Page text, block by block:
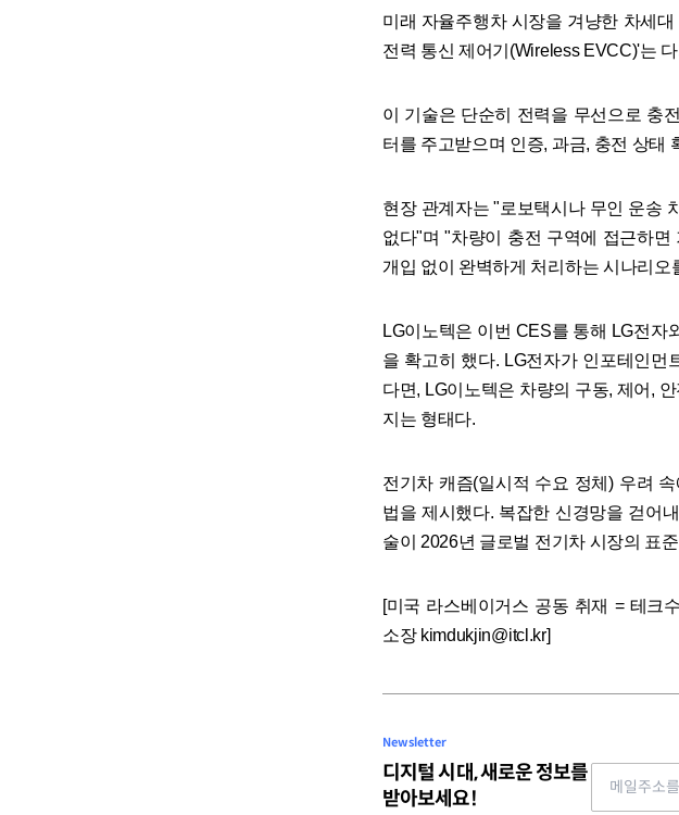
미래 자율주행차 시장을 겨냥한 차세
전력 통신 제어기(Wireless EVCC)'는
이 기술은 단순히 전력을 무선으로 충
터를 주고받으며 인증, 과금, 충전 상태
현장 관계자는 "로보택시나 무인 운송
없다"며 "차량이 충전 구역에 접근하면
개입 없이 완벽하게 처리하는 시나리
LG이노텍은 이번 CES를 통해 LG전자
을 확고히 했다. LG전자가 인포테인먼
다면, LG이노텍은 차량의 구동, 제어,
지는 형태다.
전기차 캐즘(일시적 수요 정체) 우려
법을 제시했다. 복잡한 신경망을 걷어
술이 2026년 글로벌 전기차 시장의 표
[미국 라스베이거스 공동 취재 = 테크
소장 kimdukjin@itcl.kr]
Newsletter
디지털 시대, 새로운 정보를
받아보세요!
Email